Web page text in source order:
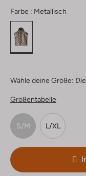
Farbe : Metallisch
Wähle deine Größe:
Größentabelle
S/M L/XL